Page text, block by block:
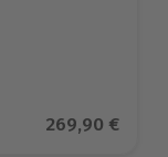
Aktueller
269,90 €